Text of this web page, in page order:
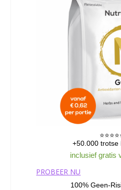
+50.000 trotse
inclusief gratis
PROBEER NU
100% Geen-